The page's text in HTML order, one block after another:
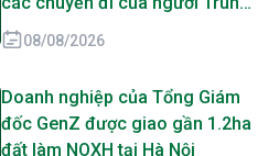
Quốc
08/08/2026
Doanh nghiệp của Tổng Giám
đốc GenZ được giao gần 1.2ha
đất làm NOXH tại Hà Nội